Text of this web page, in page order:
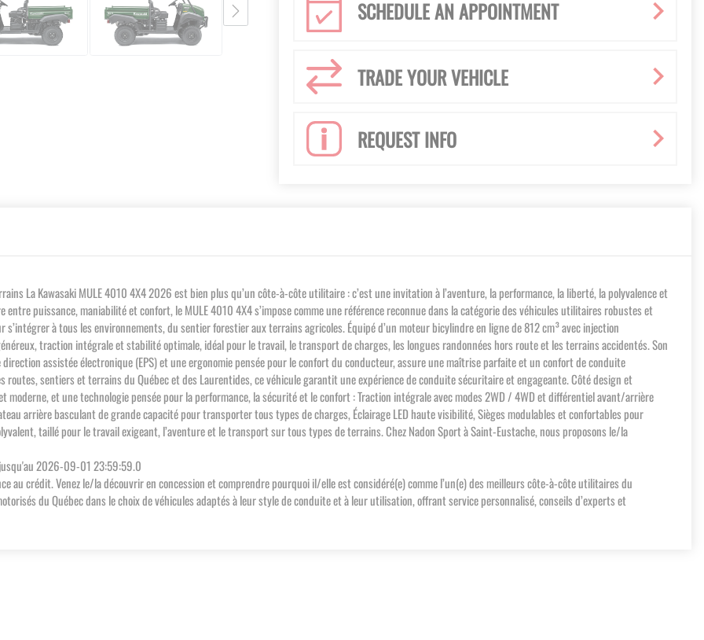
SCHEDULE AN APPOINTMENT
TRADE YOUR VEHICLE
REQUEST INFO
La Kawasaki MULE 4010 4X4 2026 est bien plus qu’un côte-à-côte utilitaire : c’est une invitation à l’aventure, la performance, la liberté, la polyvalence et
puissance, maniabilité et confort, le MULE 4010 4X4 s’impose comme une référence reconnue dans la catégorie des véhicules utilitaires robustes et
à tous les environnements, du sentier forestier aux terrains agricoles. Équipé d’un moteur bicylindre en ligne de 812 cm³ avec injection
traction intégrale et stabilité optimale, idéal pour le travail, le transport de charges, les longues randonnées hors route et les terrains accidentés. Son
assistée électronique (EPS) et une ergonomie pensée pour le confort du conducteur, assure une maîtrise parfaite et un confort de conduite
routes, sentiers et terrains du Québec et des Laurentides, ce véhicule garantit une expérience de conduite sécuritaire et engageante. Côté design et
et une technologie pensée pour la performance, la sécurité et le confort : Traction intégrale avec modes 2WD / 4WD et différentiel avant/arrière
arrière basculant de grande capacité pour transporter tous types de charges, Éclairage LED haute visibilité, Sièges modulables et confortables pour
taillé pour le travail exigeant, l’aventure et le transport sur tous types de terrains. Chez Nadon Sport à Saint-Eustache, nous proposons le/la
2026-09-01 23:59:59.0
au crédit. Venez le/la découvrir en concession et comprendre pourquoi il/elle est considéré(e) comme l’un(e) des meilleurs côte-à-côte utilitaires du
du Québec dans le choix de véhicules adaptés à leur style de conduite et à leur utilisation, offrant service personnalisé, conseils d’experts et